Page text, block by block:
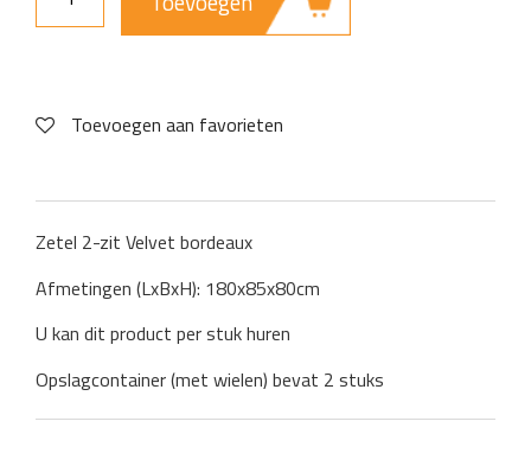
Toevoegen aan favorieten
Zetel 2-zit Velvet bordeaux
Afmetingen (LxBxH): 180x85x80cm
U kan dit product per stuk huren
Opslagcontainer (met wielen) bevat 2 stuks